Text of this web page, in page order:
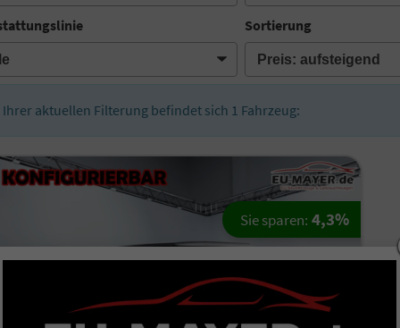
Sortierung
Ihrer aktuellen Filterung befindet sich 1 Fahrzeug:
Sie sparen: 4,3%